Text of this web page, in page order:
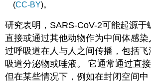
(CC-BY)。
研究表明，SARS-CoV-2可能起源于
直接或通过其他动物作为中间体感
过呼吸道在人与人之间传播，包括
吸道分泌物或唾液。 它通常通过直
但在某些情况下，例如在封闭空间中